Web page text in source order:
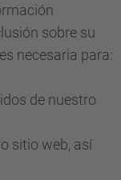
sobre su
necesaria para:
de nuestro
sitio web, así